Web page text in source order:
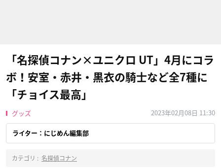
「名探偵コナン×ユニクロ UT」4月にコラ
ボ！安室・赤井・黒衣の騎士など全7種に
「チョイス最高」
グッズ 2023年02月08日 11:30
ライター：にじめん編集部
カテゴリ : 名探偵コナン